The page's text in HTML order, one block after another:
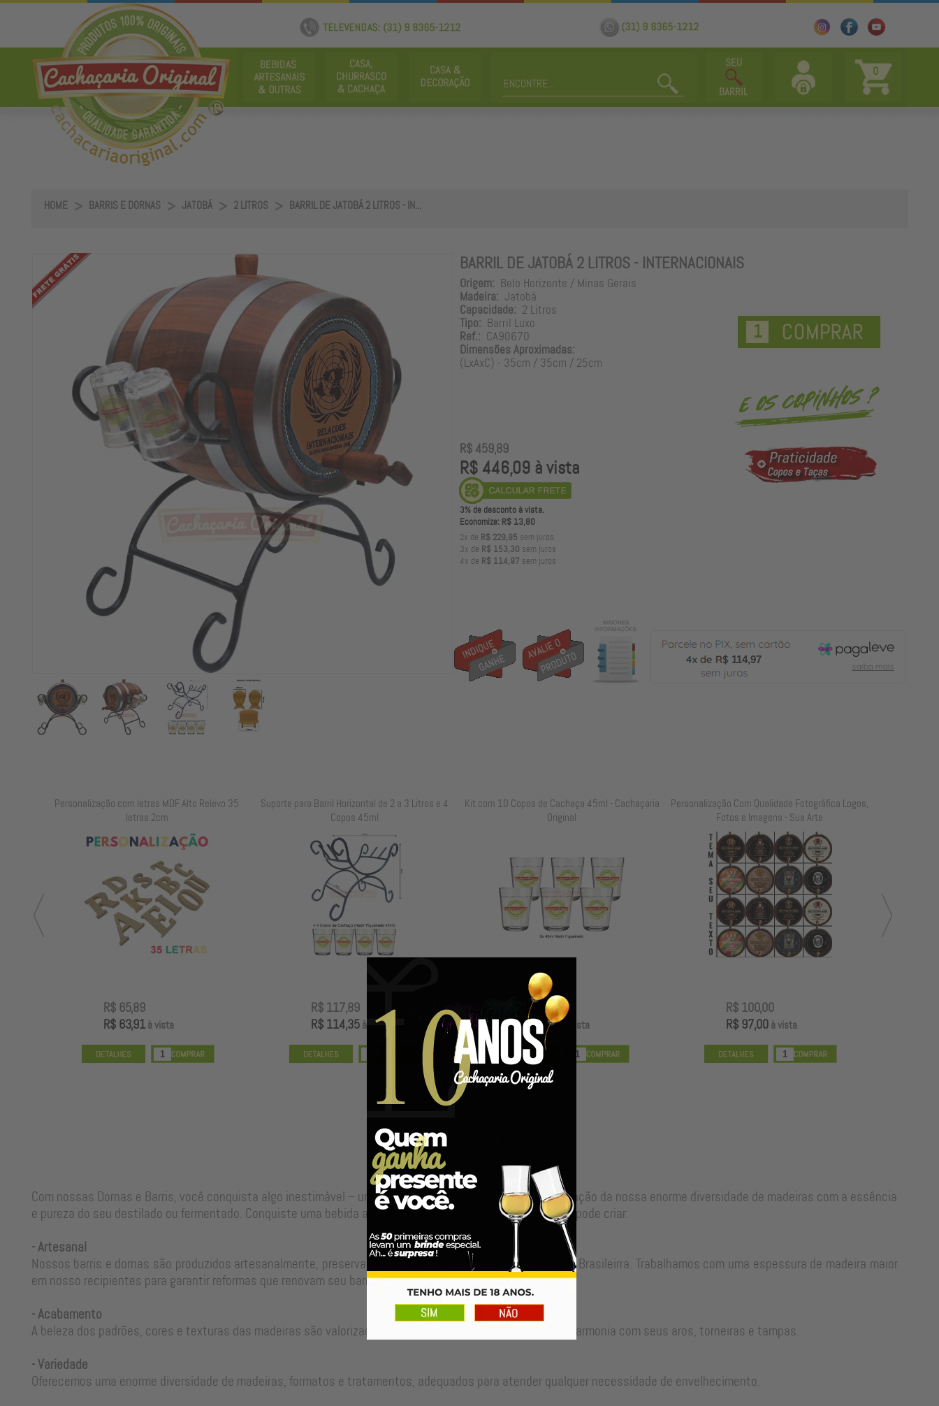
0
HOME BARRIS E DORNAS JATOBÁ 2 LITROS BARRIL DE JATOBÁ 2 LITROS - IN...
BARRIL DE JATOBÁ 2 LITROS - INTERNACIONAIS
Origem: Belo Horizonte / Minas Gerais
Madeira: Jatobá
Capacidade: 2 Litros
Tipo: Barril Luxo
Ref.: CA90670
Dimensões Aproximadas:
(LxAxC) - 35cm / 35cm / 25cm
R$ 459,89
R$ 446,09 à vista
3% de desconto à vista.
Economize: R$ 13,80
2x de R$ 229,95 sem juros
3x de R$ 153,30 sem juros
4x de R$ 114,97 sem juros
114,97
Personalização com letras MDF Alto Relevo 35
letras 2cm
R$ 65,89
R$ 63,91à vista
Suporte para Barril Horizontal de 2 a 3 Litros e 4
Copos 45ml
R$ 117,89
R$ 114,35à vista
Kit com 10 Copos de Cachaça 45ml - Cachaçaria
Original
R$ 99,00
R$ 96,03à vista
Personalização Com Qualidade Fotográfica Logos,
Fotos e Imagens - Sua Arte
R$ 100,00
R$ 97,00à vista
Nossos Barris & Dornas
Com nossas Dornas e Barris, você conquista algo inestimável – uma alma para sua bebida, resultado da junção da nossa enorme diversidade de madeiras com a essência
e pureza do seu destilado ou fermentado. Conquiste uma bebida autêntica, valor que só o envelhecimento pode criar.
- Artesanal
Nossos barris e dornas são produzidos artesanalmente, preservando as técnicas tradicionais da Tanoaria Brasileirra. Trabalhamos com uma espessura de madeira maior
em nosso recipientes para garantir reformas que renovam seu barril para um longo período de uso.
- Acabamento
A beleza dos padrões, cores e texturas das madeiras são valorizadas no ajuste perfeito de cada peça em harmonia com seus aros, torneiras e tampas.
- Variedade
Oferecemos uma enorme diversidade de madeiras, formatos e tratamentos, adequados para atender qualquer necessidade de envelhecimento.